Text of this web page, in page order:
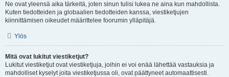
Ne ovat yleensä aika tärkeitä, joten sinun tulisi lukea ne aina kun mahdollista.
Kuten tiedotteiden ja globaalien tiedotteiden kanssa, viestiketjujen
kiinnittämisen oikeudet määrittelee foorumin ylläpitäjä.
Ylös
Mitä ovat lukitut viestiketjut?
Lukitut viestiketjut ovat viestiketjuja, joihin ei voi enää lähettää vastauksia ja
mahdolliset kyselyt joita viestiketjussa oli, ovat päättyneet automaattisesti.